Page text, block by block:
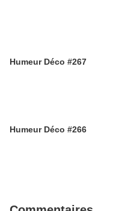
Humeur Déco #267
Humeur Déco #266